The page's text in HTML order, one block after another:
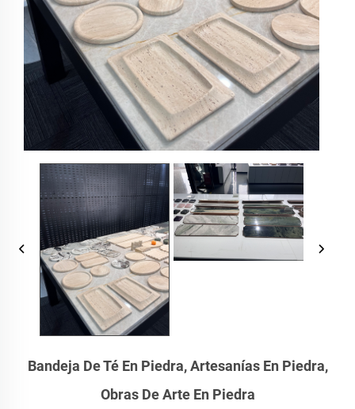
Bandeja De Té En Piedra, Artesanías En Piedra,
Obras De Arte En Piedra